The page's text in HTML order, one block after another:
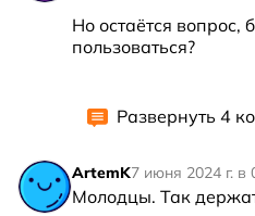
Но остаётся вопрос,
пользоваться?
Развернуть 4
ArtemK7 июня 2024 г. в
Молодцы. Так